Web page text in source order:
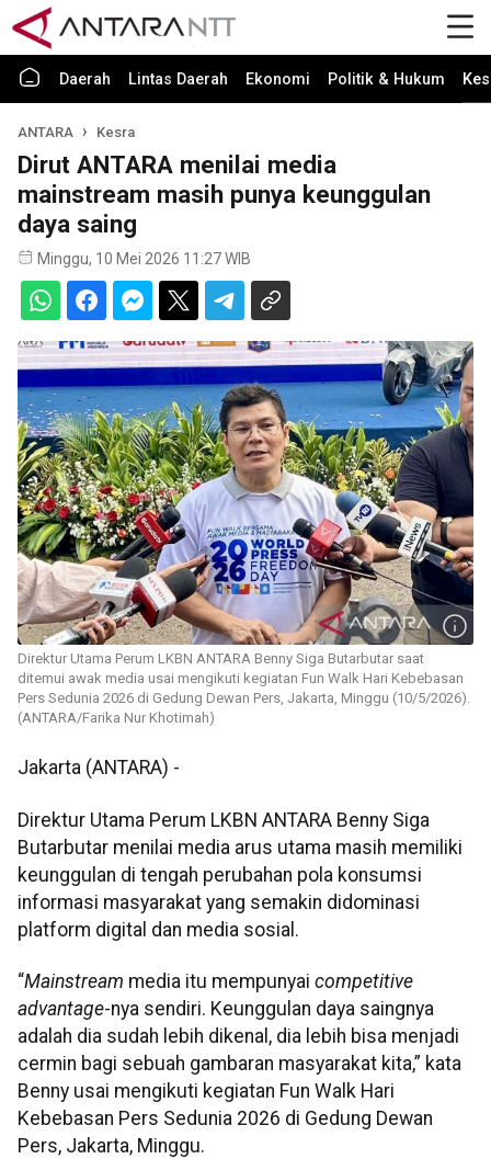
Daerah Lintas Daerah Ekonomi Politik & Hukum
ANTARA Kesra
Dirut ANTARA menilai media
mainstream masih punya keunggulan
daya saing
Minggu, 10 Mei 2026 11:27 WIB
Direktur Utama Perum LKBN ANTARA Benny Siga Butarbutar saat
ditemui awak media usai mengikuti kegiatan Fun Walk Hari Kebebasan
Pers Sedunia 2026 di Gedung Dewan Pers, Jakarta, Minggu (10/5/2026).
(ANTARA/Farika Nur Khotimah)
Jakarta (ANTARA) -
Direktur Utama Perum LKBN ANTARA Benny Siga
Butarbutar menilai media arus utama masih memiliki
keunggulan di tengah perubahan pola konsumsi
informasi masyarakat yang semakin didominasi
platform digital dan media sosial.
“Mainstream media itu mempunyai competitive
advantage-nya sendiri. Keunggulan daya saingnya
adalah dia sudah lebih dikenal, dia lebih bisa menjadi
cermin bagi sebuah gambaran masyarakat kita,” kata
Benny usai mengikuti kegiatan Fun Walk Hari
Kebebasan Pers Sedunia 2026 di Gedung Dewan
Pers, Jakarta, Minggu.